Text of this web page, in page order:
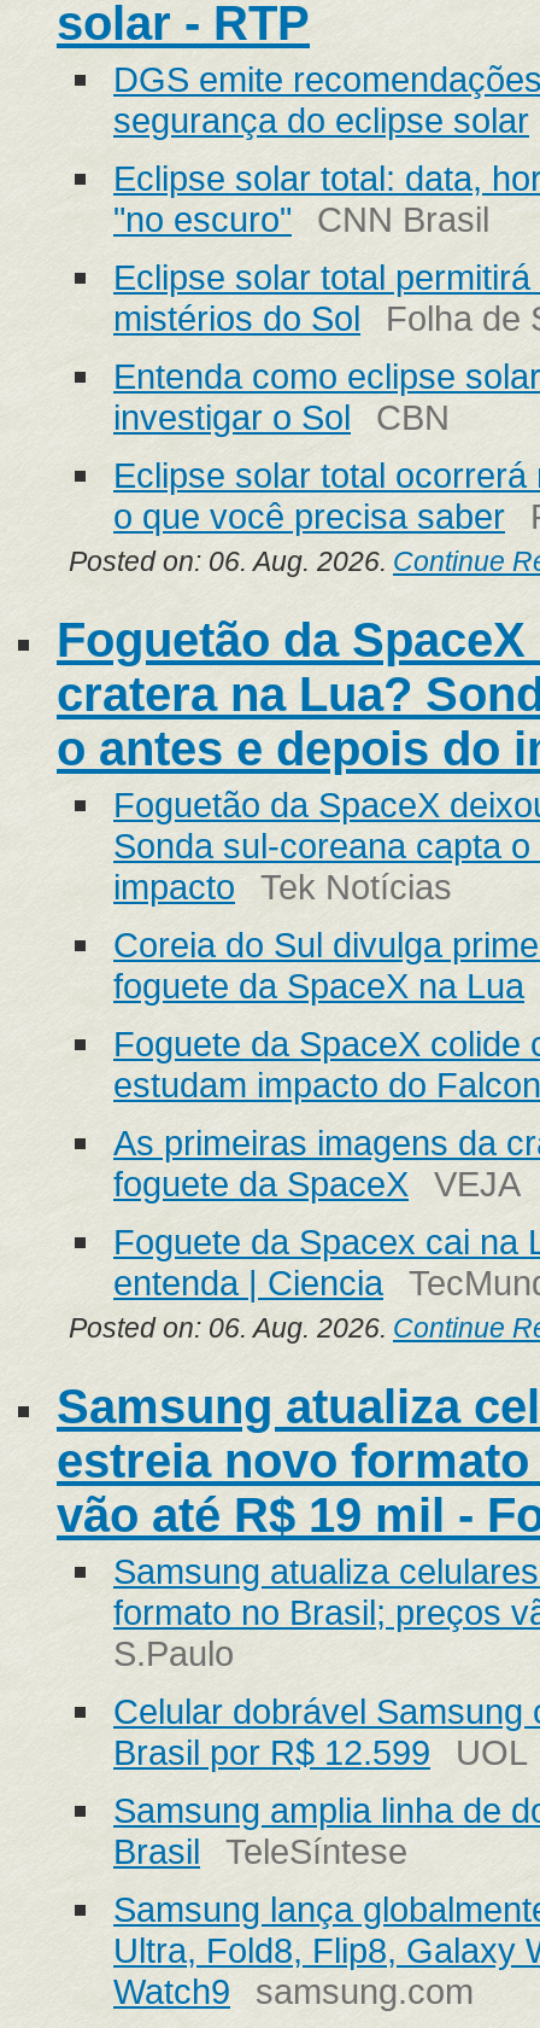
solar - RTP
DGS emite
segurança do eclipse solar
Eclipse solar total: data,
"no escuro"
CNN Brasil
Eclipse solar total
mistérios do Sol
Folha de
Entenda como eclipse
investigar o Sol
CBN
Eclipse solar total
o que você precisa saber
Posted on: 06. Aug. 2026. Continue
Foguetão da
cratera na Lua?
o antes e depois do
Foguetão da SpaceX
Sonda sul-coreana capta
impacto
Tek Notícias
Coreia do Sul divulga
foguete da SpaceX na Lua
Foguete da SpaceX colide
estudam impacto do
As primeiras imagens da
foguete da SpaceX
VEJA
Foguete da Spacex cai na
entenda | Ciencia
Posted on: 06. Aug. 2026. Continue
Samsung atualiza
estreia novo
vão até R$ 19 mil -
Samsung atualiza
formato no Brasil; preços
S.Paulo
Celular dobrável
Brasil por R$ 12.599
UOL
Samsung amplia linha de
Brasil
TeleSíntese
Samsung lança
Ultra, Fold8, Flip8, Galaxy
Watch9
samsung.com